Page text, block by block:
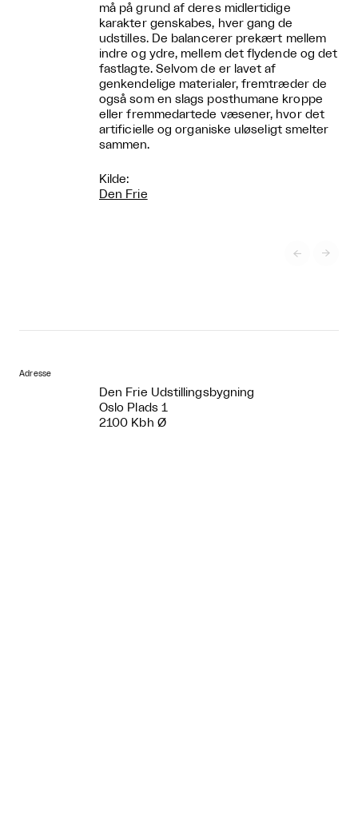
må på grund af deres midlertidige
karakter genskabes, hver gang de
udstilles. De balancerer prekært mellem
indre og ydre, mellem det flydende og det
fastlagte. Selvom de er lavet af
genkendelige materialer, fremtræder de
også som en slags posthumane kroppe
eller fremmedartede væsener, hvor det
artificielle og organiske uløseligt smelter
sammen.
Kilde:
Den Frie
 
Adresse
Den Frie Udstillingsbygning
Oslo Plads 1
2100 Kbh Ø